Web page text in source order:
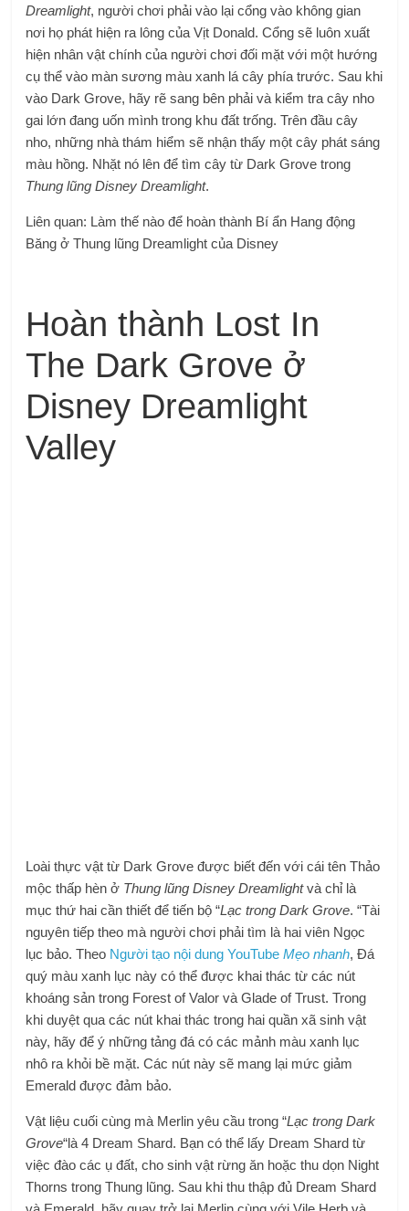
Dreamlight, người chơi phải vào lại cổng vào không gian
nơi họ phát hiện ra lông của Vịt Donald. Cổng sẽ luôn xuất
hiện nhân vật chính của người chơi đối mặt với một hướng
cụ thể vào màn sương màu xanh lá cây phía trước. Sau khi
vào Dark Grove, hãy rẽ sang bên phải và kiểm tra cây nho
gai lớn đang uốn mình trong khu đất trống. Trên đầu cây
nho, những nhà thám hiểm sẽ nhận thấy một cây phát sáng
màu hồng. Nhặt nó lên để tìm cây từ Dark Grove trong
Thung lũng Disney Dreamlight.
Liên quan: Làm thế nào để hoàn thành Bí ẩn Hang động
Băng ở Thung lũng Dreamlight của Disney
Hoàn thành Lost In
The Dark Grove ở
Disney Dreamlight
Valley
Loài thực vật từ Dark Grove được biết đến với cái tên Thảo
mộc thấp hèn ở Thung lũng Disney Dreamlightvà chỉ là
mục thứ hai cần thiết để tiến bộ “Lạc trong Dark Grove. “Tài
nguyên tiếp theo mà người chơi phải tìm là hai viên Ngọc
lục bảo. Theo Người tạo nội dung YouTubeMẹo nhanh, Đá
quý màu xanh lục này có thể được khai thác từ các nút
khoáng sản trong Forest of Valor và Glade of Trust. Trong
khi duyệt qua các nút khai thác trong hai quần xã sinh vật
này, hãy để ý những tảng đá có các mảnh màu xanh lục
nhô ra khỏi bề mặt. Các nút này sẽ mang lại mức giảm
Emerald được đảm bảo.
Vật liệu cuối cùng mà Merlin yêu cầu trong “Lạc trong Dark
Grove“là 4 Dream Shard. Bạn có thể lấy Dream Shard từ
việc đào các ụ đất, cho sinh vật rừng ăn hoặc thu dọn Night
Thorns trong Thung lũng. Sau khi thu thập đủ Dream Shard